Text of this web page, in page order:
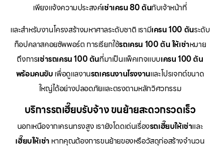
เพียงแจ้งความประสงค์เช่าเครน 80 ตันกับเจ้าหน้าที่
และสำหรับงานโครงสร้างมหาศาลระดับชาติ เรามีเครน 100 ตันระดับ
ท็อปคลาสคอยซัพพอร์ต การเรียกใช้รถเครน 100 ตัน ให้เช่าหมาย
ถึงการเช่ารถเครน 100 ตันที่มาเป็นแพ็คเกจแบบเครน 100 ตัน
พร้อมคนขับ เพื่อดูแลงานรถเครนงานโรงงานและโปรเจกต์ขนาด
ใหญ่ได้อย่างปลอดภัยและตรงตามหลักวิศวกรรม
บริการรถเฮี๊ยบรับจ้าง ขนย้ายสะดวกรวดเร็ว
นอกเหนือจากเครนทรงสูง เรายังโดดเด่นเรื่องรถเฮี๊ยบให้เช่าและ
เฮี๊ยบให้เช่า หากคุณต้องการขนย้ายของหรือวัสดุก่อสร้างจำนวน